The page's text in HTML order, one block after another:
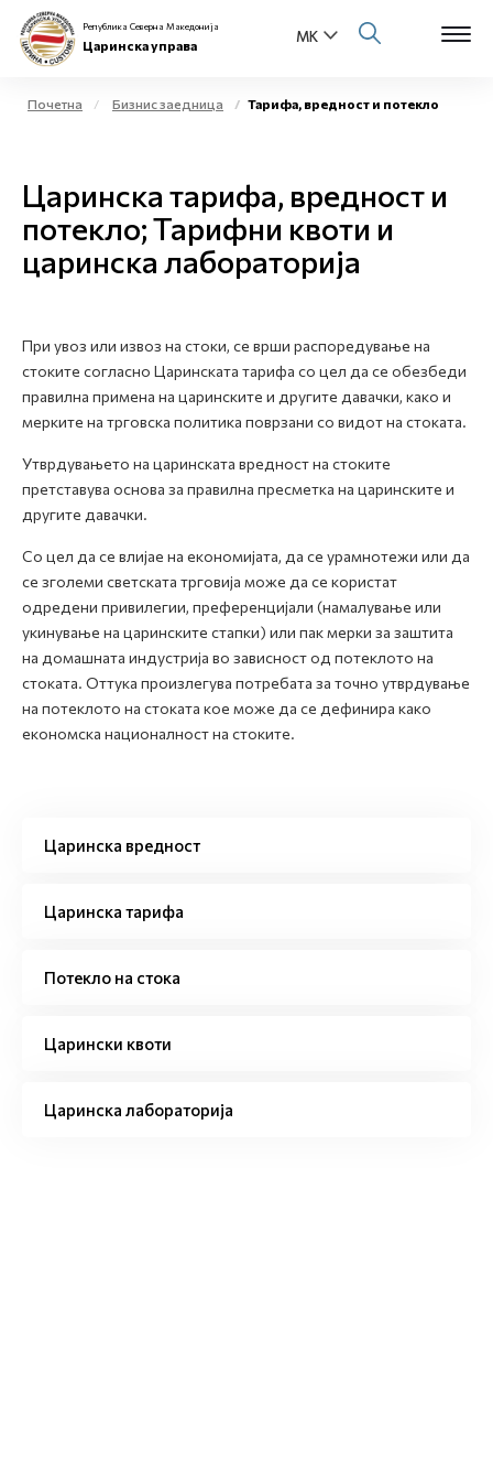
Open
Физички лица
Бизнис заедница
Медиа центар
Контакт
Е-Весник
Република Северна Македонија
Царинска управа
Почетна Бизнис заедница Тарифа, вредност и потекло
Царинска тарифа, вредност и
потекло; Тарифни квоти и
царинска лабораторија
При увоз или извоз на стоки, се врши распоредување на
стоките согласно Царинската тарифа со цел да се обезбеди
правилна примена на царинските и другите давачки, како и
мерките на трговска политика поврзани со видот на стоката.
Утврдувањето на царинската вредност на стоките
претставува основа за правилна пресметка на царинските и
другите давачки.
Со цел да се влијае на економијата, да се урамнотежи или да
се зголеми светската трговија може да се користат
одредени привилегии, преференцијали (намалување или
укинување на царинските стапки) или пак мерки за заштита
на домашната индустрија во зависност од потеклото на
стоката. Оттука произлегува потребата за точно утврдување
на потеклото на стоката кое може да се дефинира како
економска националност на стоките.
Царинска вредност
Царинска тарифа
Потекло на стока
Царински квоти
Царинска лабораторија